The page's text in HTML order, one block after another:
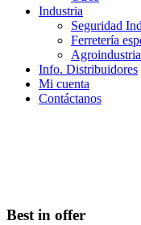
Industria
Seguridad
Ferretería
Agroindustria
Info. Distribuidores
Mi cuenta
Contáctanos
Best in offer